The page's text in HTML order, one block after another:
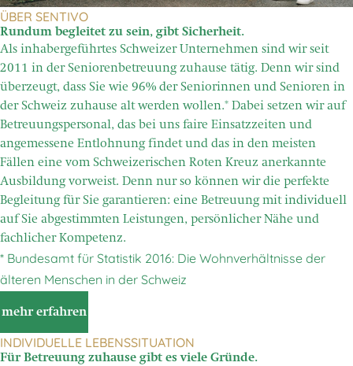
ÜBER SENTIVO
Rundum begleitet zu sein, gibt Sicherheit.
Als inhabergeführtes Schweizer Unternehmen sind wir seit
2011 in der Seniorenbetreuung zuhause tätig. Denn wir sind
überzeugt, dass Sie wie 96% der Seniorinnen und Senioren in
der Schweiz zuhause alt werden wollen.* Dabei setzen wir auf
Betreuungspersonal, das bei uns faire Einsatzzeiten und
angemessene Entlohnung findet und das in den meisten
Fällen eine vom Schweizerischen Roten Kreuz anerkannte
Ausbildung vorweist. Denn nur so können wir die perfekte
Begleitung für Sie garantieren: eine Betreuung mit individuell
auf Sie abgestimmten Leistungen, persönlicher Nähe und
fachlicher Kompetenz.
* Bundesamt für Statistik 2016: Die Wohnverhältnisse der
älteren Menschen in der Schweiz
mehr erfahren
INDIVIDUELLE LEBENSSITUATION
Für Betreuung zuhause gibt es viele Gründe.